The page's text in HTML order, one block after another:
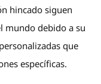
hincado siguen
mundo debido a su
que
específicas.